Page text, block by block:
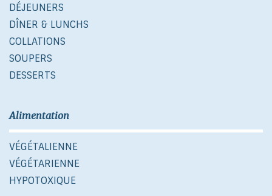
DÉJEUNERS
DÎNER & LUNCHS
COLLATIONS
SOUPERS
DESSERTS
Alimentation
VÉGÉTALIENNE
VÉGÉTARIENNE
HYPOTOXIQUE